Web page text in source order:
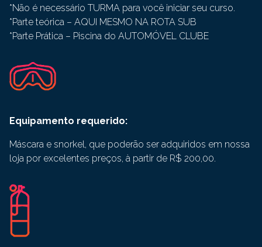
*Não é necessário TURMA para você iniciar seu curso.
*Parte teórica – AQUI MESMO NA ROTA SUB
*Parte Prática – Piscina do AUTOMÓVEL CLUBE
Equipamento requerido:
Máscara e snorkel, que poderão ser adquiridos em nossa
loja por excelentes preços, à partir de R$ 200,00.